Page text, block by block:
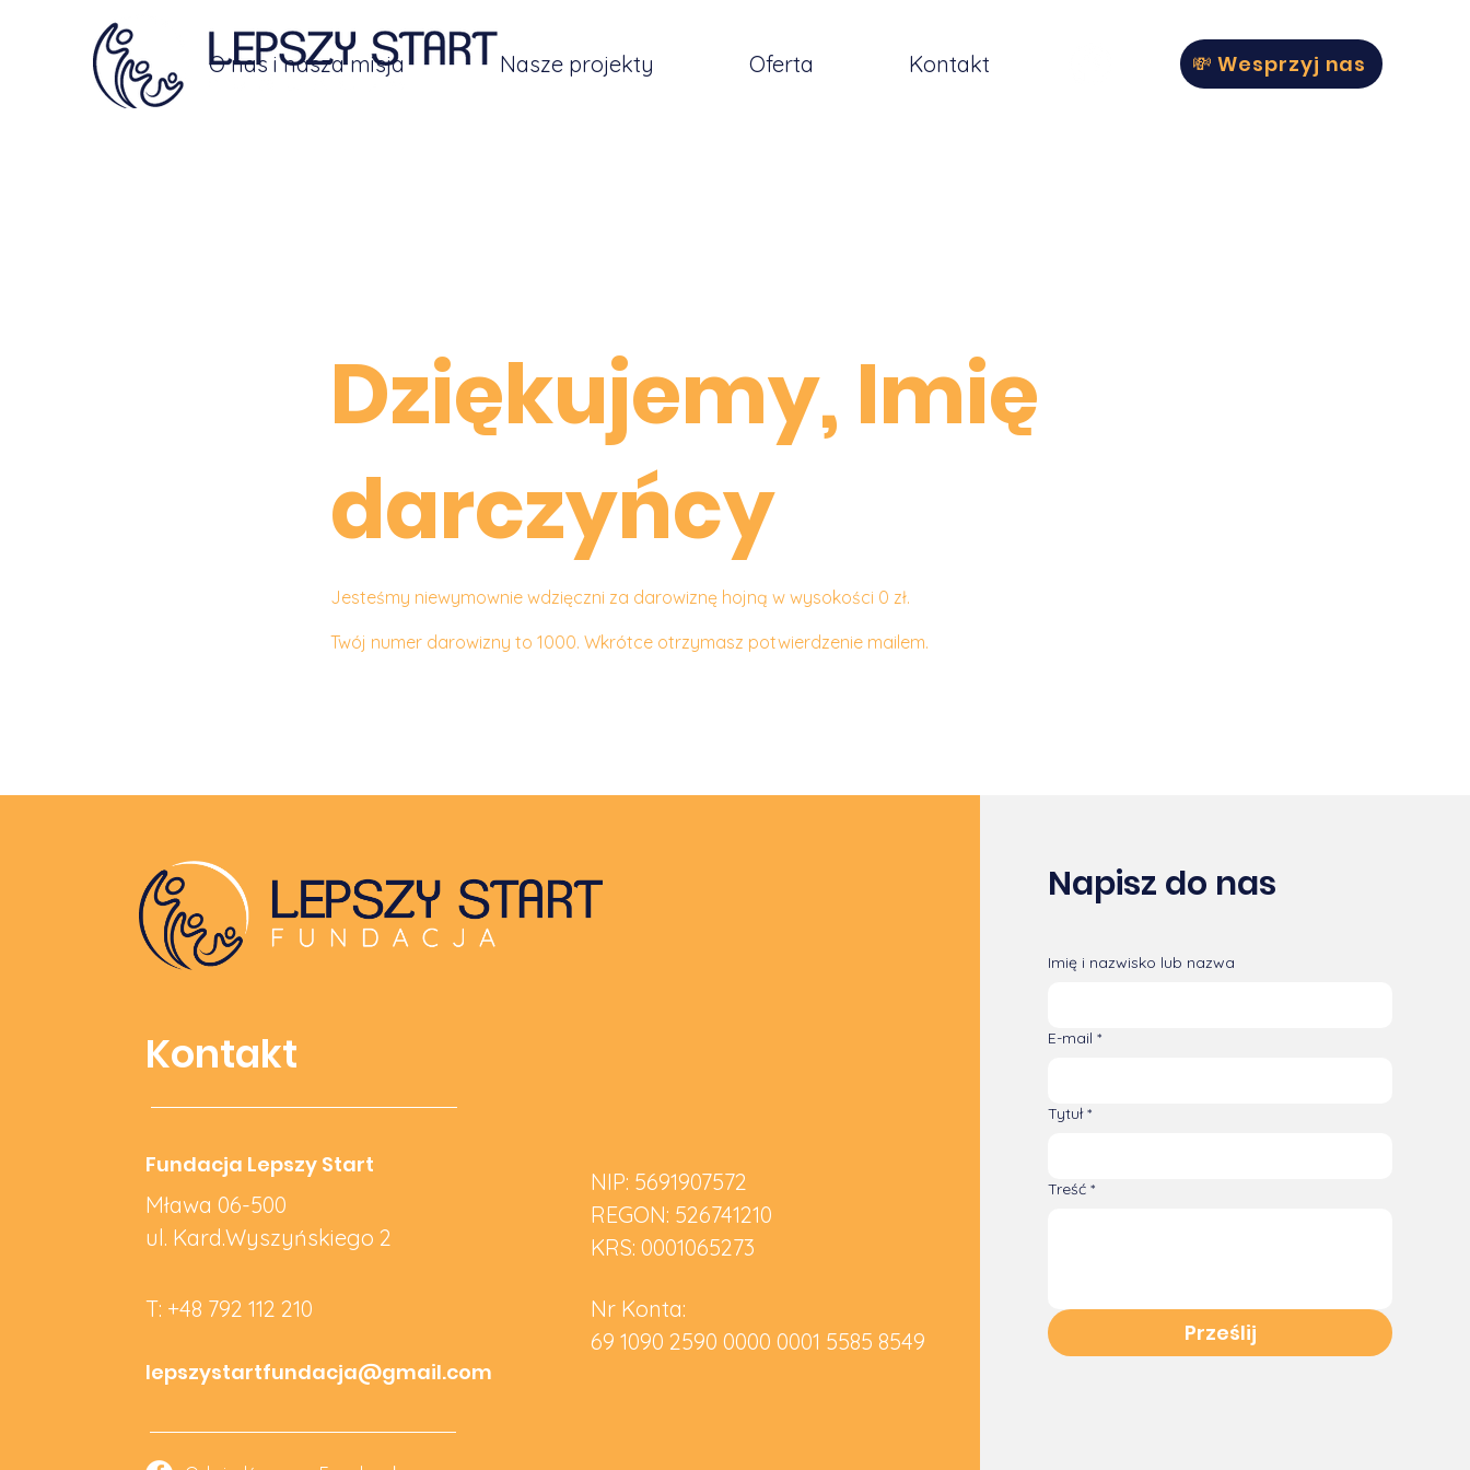
O nas i nasza misja Nasze projekty Oferta Kontakt 💸 Wesprzyj nas
Dziękujemy, Imię
darczyńcy
Jesteśmy niewymownie wdzięczni za darowiznę hojną w wysokości 0 zł.
Twój numer darowizny to 1000. Wkrótce otrzymasz potwierdzenie mailem.
Kontakt
Fundacja Lepszy Start
Mława 06-500
ul. Kard.Wyszyńskiego 2
T: +48 792 112 210
NIP: 5691907572
REGON: 526741210
KRS: 0001065273
Nr Konta:
69 1090 2590 0000 0001 5585 8549
lepszystartfundacja@gmail.com
Napisz do nas
Imię i nazwisko lub nazwa
E-mail *
Tytuł *
Treść *
Prześlij